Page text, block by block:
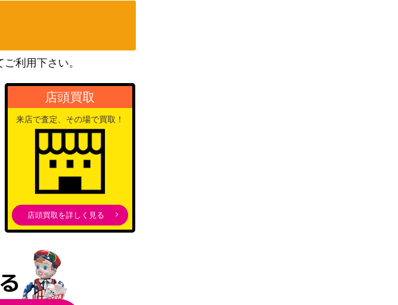
マックス）
バイオレッ
レジャー
6,000
バイオレッ
250
ド
利用下さい。
店頭買取
来店で査定、その場で買取！
店頭買取を詳しく見る